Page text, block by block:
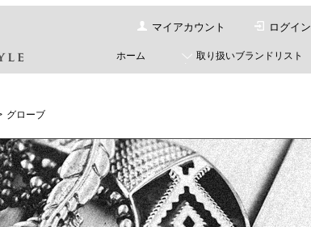
マイアカウント ログイン
ホーム 取り扱いブランドリスト
グローブ